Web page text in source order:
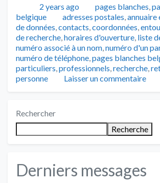
Publié2 years ago Catégories
pages blanches,
belgique
Tags
adresses postales,annuaire
de données,contacts,coordonnées,
de recherche,horaires d'ouverture, liste
numéro associé à un nom,numéro d'un
numéro de téléphone,pages blanches
particuliers,professionnels,recherche,
personne
Laisser un commentaire
Rechercher
Recherche
Derniers messages